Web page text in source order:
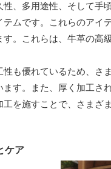
性、多用途性、そして手
テムです。これらのアイ
す。これらは、牛革の高
性も優れているため、さ
ます。また、厚く加工さ
を施すことで、さまざ
ケア